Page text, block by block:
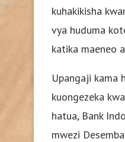
kuhakikisha
vya huduma
katika maeneo
Upangaji kama
kuongezeka
hatua, Bank
mwezi